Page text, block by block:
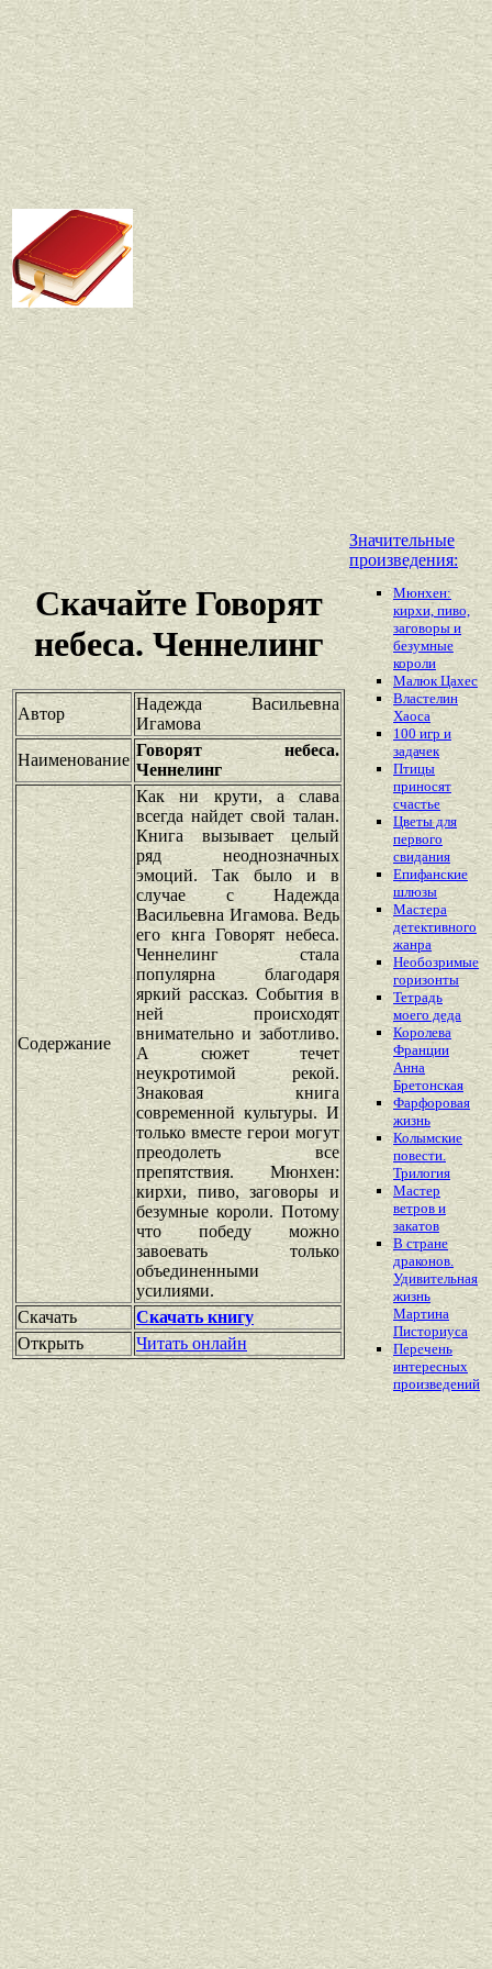
Скачайте Говорят
небеса. Ченнелинг
Автор
Надежда Васильевна
Игамова
Наименование
Говорят небеса.
Ченнелинг
Содержание
Как ни крути, а слава
всегда найдет свой талан.
Книга вызывает целый
ряд неоднозначных
эмоций. Так было и в
случае с Надежда
Васильевна Игамова. Ведь
его кнга Говорят небеса.
Ченнелинг стала
популярна благодаря
яркий рассказ. События в
ней происходят
внимательно и заботливо.
А сюжет течет
неукротимой рекой.
Знаковая книга
современной культуры. И
только вместе герои могут
преодолеть все
препятствия. Мюнхен:
кирхи, пиво, заговоры и
безумные короли. Потому
что победу можно
завоевать только
объединенными
усилиями.
Скачать
Скачать книгу
Открыть
Читать онлайн
Значительные
произведения:
Мюнхен:
кирхи, пиво,
заговоры и
безумные
короли
Малюк Цахес
Властелин
Хаоса
100 игр и
задачек
Птицы
приносят
счастье
Цветы для
первого
свидания
Епифанские
шлюзы
Мастера
детективного
жанра
Необозримые
горизонты
Тетрадь
моего деда
Королева
Франции
Анна
Бретонская
Фарфоровая
жизнь
Колымские
повести.
Трилогия
Мастер
ветров и
закатов
В стране
драконов.
Удивительная
жизнь
Мартина
Писториуса
Перечень
интересных
произведений